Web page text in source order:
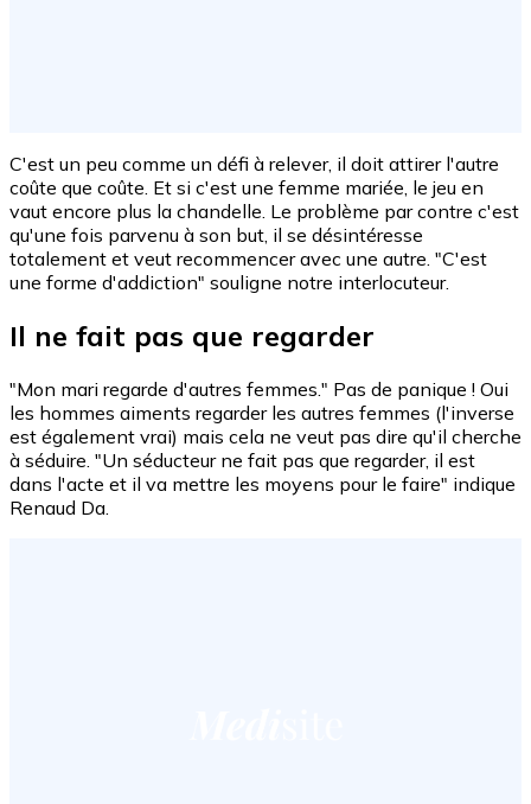
C'est un peu comme un défi à relever, il doit attirer l'autre
coûte que coûte. Et si c'est une femme mariée, le jeu en
vaut encore plus la chandelle. Le problème par contre c'est
qu'une fois parvenu à son but, il se désintéresse
totalement et veut recommencer avec une autre. "C'est
une forme d'addiction" souligne notre interlocuteur.
Il ne fait pas que regarder
"Mon mari regarde d'autres femmes." Pas de panique ! Oui
les hommes aiments regarder les autres femmes (l'inverse
est également vrai) mais cela ne veut pas dire qu'il cherche
à séduire. "Un séducteur ne fait pas que regarder, il est
dans l'acte et il va mettre les moyens pour le faire" indique
Renaud Da.